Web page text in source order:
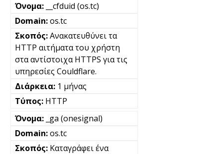
__cfduid (os.tc)
os.tc
Ανακατευθύνει τα
HTTP αιτήματα του χρήστη
στα αντίστοιχα HTTPS για τις
υπηρεσίες Couldflare.
1 μήνας
HTTP
_ga (onesignal)
os.tc
Καταγράφει ένα